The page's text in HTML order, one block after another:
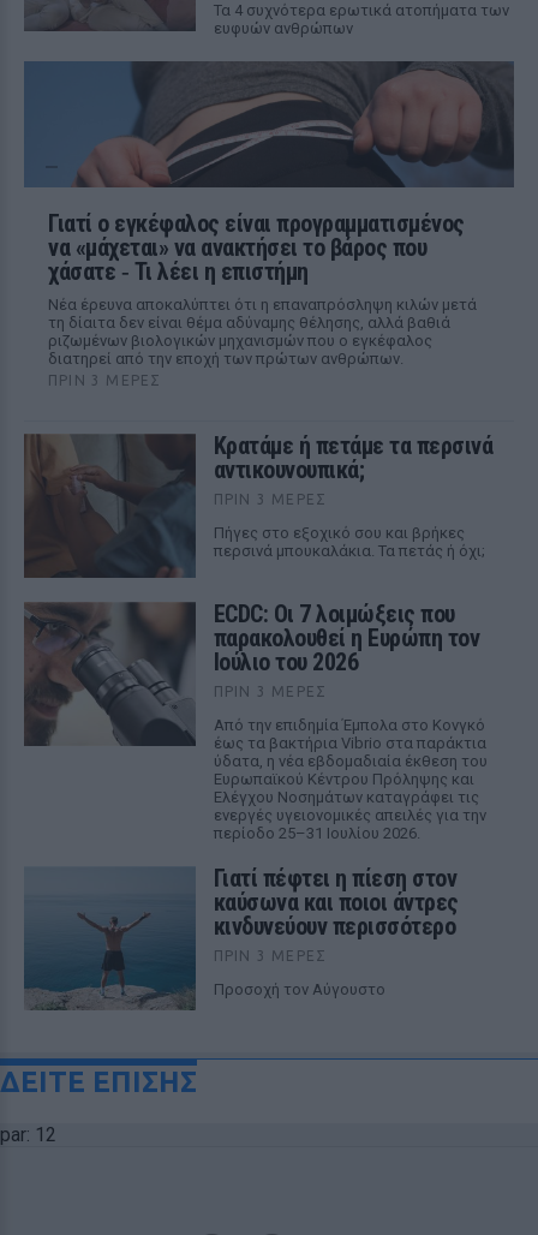
Τα 4 συχνότερα ερωτικά ατοπήματα των
ευφυών ανθρώπων
Γιατί ο εγκέφαλος είναι προγραμματισμένος
να «μάχεται» να ανακτήσει το βάρος που
χάσατε ‑ Τι λέει η επιστήμη
Νέα έρευνα αποκαλύπτει ότι η επαναπρόσληψη κιλών μετά
τη δίαιτα δεν είναι θέμα αδύναμης θέλησης, αλλά βαθιά
ριζωμένων βιολογικών μηχανισμών που ο εγκέφαλος
διατηρεί από την εποχή των πρώτων ανθρώπων.
ΠΡΙΝ 3 ΜΈΡΕΣ
Κρατάμε ή πετάμε τα περσινά
αντικουνουπικά;
ΠΡΙΝ 3 ΜΈΡΕΣ
Πήγες στο εξοχικό σου και βρήκες
περσινά μπουκαλάκια. Τα πετάς ή όχι;
ECDC: Οι 7 λοιμώξεις που
παρακολουθεί η Ευρώπη τον
Ιούλιο του 2026
ΠΡΙΝ 3 ΜΈΡΕΣ
Από την επιδημία Έμπολα στο Κονγκό
έως τα βακτήρια Vibrio στα παράκτια
ύδατα, η νέα εβδομαδιαία έκθεση του
Ευρωπαϊκού Κέντρου Πρόληψης και
Ελέγχου Νοσημάτων καταγράφει τις
ενεργές υγειονομικές απειλές για την
περίοδο 25–31 Ιουλίου 2026.
Γιατί πέφτει η πίεση στον
καύσωνα και ποιοι άντρες
κινδυνεύουν περισσότερο
ΠΡΙΝ 3 ΜΈΡΕΣ
Προσοχή τον Αύγουστο
ΔΕΙΤΕ ΕΠΙΣΗΣ
par: 12